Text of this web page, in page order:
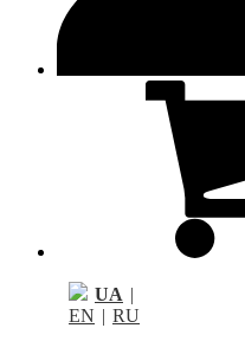
UA |
EN | RU